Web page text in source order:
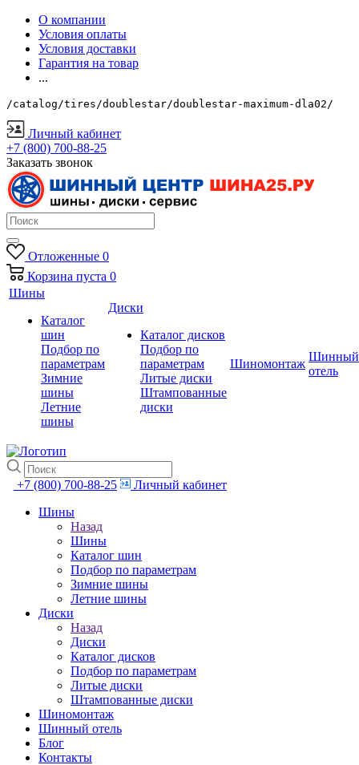
О компании
Условия оплаты
Условия доставки
Гарантия на товар
...
/catalog/tires/doublestar/doublestar-maximum-dla02/
Личный кабинет
+7 (800) 700-88-25
Заказать звонок
Отложенные 0
Корзина пуста 0
Шины
Каталог
шин
Подбор по
параметрам
Зимние
шины
Летние
шины
Диски
Каталог дисков
Подбор по
параметрам
Литые диски
Штампованные
диски
Шиномонтаж
Шинный
отель
+7 (800) 700-88-25
Личный кабинет
Шины
Назад
Шины
Каталог шин
Подбор по параметрам
Зимние шины
Летние шины
Диски
Назад
Диски
Каталог дисков
Подбор по параметрам
Литые диски
Штампованные диски
Шиномонтаж
Шинный отель
Блог
Контакты